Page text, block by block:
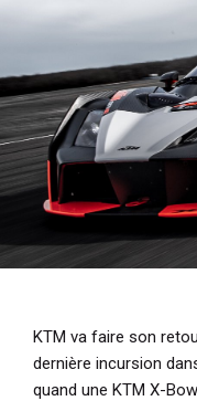
i
a
l
KTM va faire son
dernière incursion
quand une KTM X-